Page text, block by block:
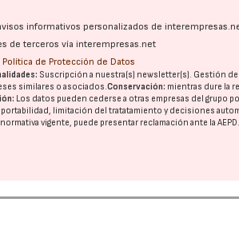
informativos personalizados de
de terceros vía interempresas.net
Política de Protección de Datos
Suscripción a nuestra(s) newsletter(s). Gestión
similares o asociados.Conservación: mientras dure la
Los datos pueden cederse a otras empresas del grupo
limitación del tratatamiento y decisiones
vigente, puede presentar reclamación ante laAEPD